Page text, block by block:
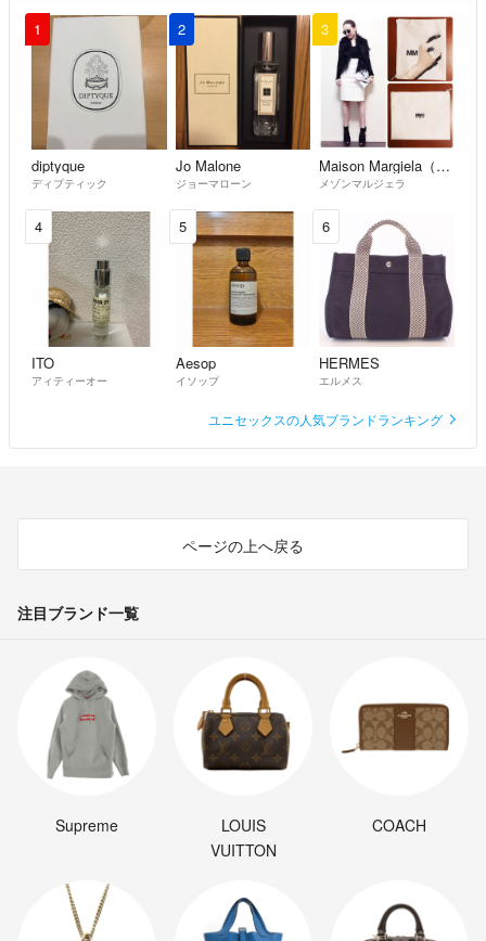
1
diptyque
ディプティック
2
Jo Malone
ジョーマローン
3
Maison Margiela（旧Maison Martin Margiela）
メゾンマルジェラ
4
ITO
アィティーオー
5
Aesop
イソップ
6
HERMES
エルメス
ユニセックスの人気ブランドランキング
ページの上へ戻る
注目ブランド一覧
Supreme
LOUIS
VUITTON
COACH